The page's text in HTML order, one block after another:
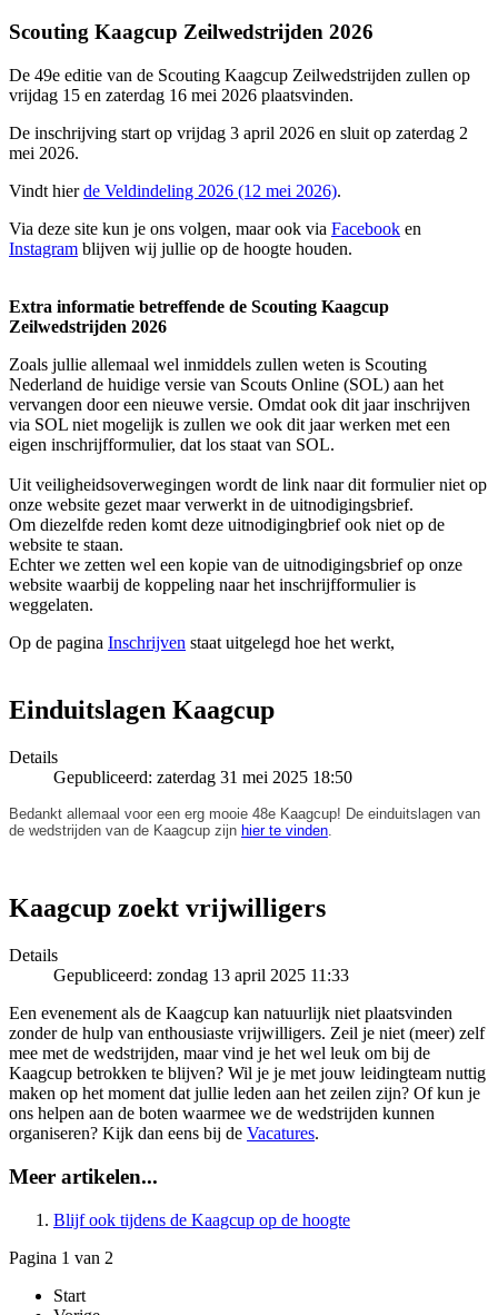
Scouting Kaagcup Zeilwedstrijden 2026
De 49e editie van de Scouting Kaagcup Zeilwedstrijden zullen op
vrijdag 15 en zaterdag 16 mei 2026 plaatsvinden.
De inschrijving start op vrijdag 3 april 2026 en sluit op zaterdag 2
mei 2026.
Vindt hierde Veldindeling 2026 (12 mei 2026).
Via deze site kun je ons volgen, maar ook via Facebook en
Instagram blijven wij jullie op de hoogte houden.
Extra informatie betreffende de Scouting Kaagcup
Zeilwedstrijden 2026
Zoals jullie allemaal wel inmiddels zullen weten is Scouting
Nederland de huidige versie van Scouts Online (SOL) aan het
vervangen door een nieuwe versie. Omdat ook dit jaar inschrijven
via SOL niet mogelijk is zullen we ook dit jaar werken met een
eigen inschrijfformulier, dat los staat van SOL.
Uit veiligheidsoverwegingen wordt de link naar dit formulier niet op
onze website gezet maar verwerkt in de uitnodigingsbrief.
Om diezelfde reden komt deze uitnodigingbrief ook niet op de
website te staan.
Echter we zetten wel een kopie van de uitnodigingsbrief op onze
website waarbij de koppeling naar het inschrijfformulier is
weggelaten.
Op de pagina Inschrijven staat uitgelegd hoe het werkt,
Einduitslagen Kaagcup
Details
Gepubliceerd: zaterdag 31 mei 2025 18:50
Bedankt allemaal voor een erg mooie 48e Kaagcup! De einduitslagen van
de wedstrijden van de Kaagcup zijn hier te vinden
Kaagcup zoekt vrijwilligers
Details
Gepubliceerd: zondag 13 april 2025 11:33
Een evenement als de Kaagcup kan natuurlijk niet plaatsvinden
zonder de hulp van enthousiaste vrijwilligers. Zeil je niet (meer) zelf
mee met de wedstrijden, maar vind je het wel leuk om bij de
Kaagcup betrokken te blijven? Wil je je met jouw leidingteam nuttig
maken op het moment dat jullie leden aan het zeilen zijn? Of kun je
ons helpen aan de boten waarmee we de wedstrijden kunnen
organiseren? Kijk dan eens bij de Vacatures.
Meer artikelen...
Blijf ook tijdens de Kaagcup op de hoogte
Pagina 1 van 2
Start